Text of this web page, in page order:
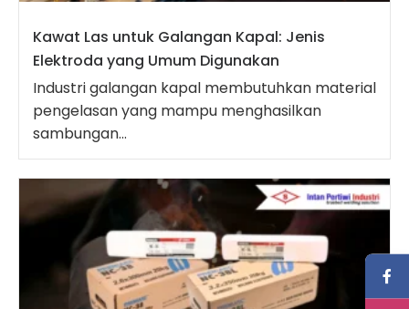
Kawat Las untuk Galangan Kapal: Jenis
Elektroda yang Umum Digunakan
Industri galangan kapal membutuhkan material
pengelasan yang mampu menghasilkan
sambungan...